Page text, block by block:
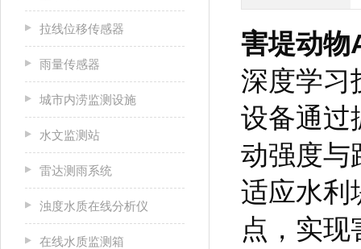
拉线位移传感器
雨量传感器
城市内涝监测设施
水文监测站
雷达测雨系统
浊度水质在线分析仪
在线水质监测箱
害堤动物
深度学习
设备通过
动强度与
适应水利
点，实